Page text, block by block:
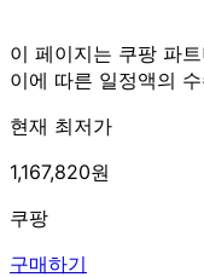
이 페이지는 쿠팡 파
이에 따른 일정액의
현재 최저가
1,167,820원
쿠팡
구매하기